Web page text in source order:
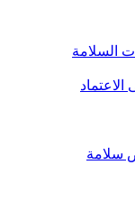
السلامة
سلامة